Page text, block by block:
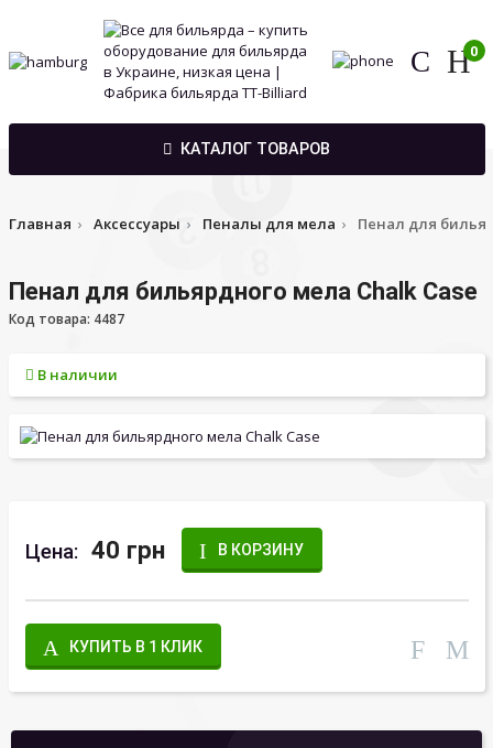
0
КАТАЛОГ ТОВАРОВ
Главная Аксессуары Пеналы для мела Пенал для
Пенал для бильярдного мела Chalk Case
Код товара: 4487
В наличии
Цена: 40 грн В КОРЗИНУ
КУПИТЬ В 1 КЛИК